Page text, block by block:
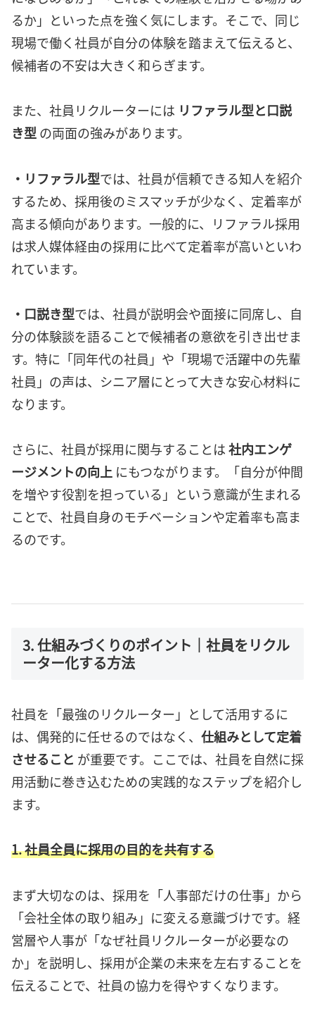
るか」といった点を強く気にします。そこで、同じ
現場で働く社員が自分の体験を踏まえて伝えると、
候補者の不安は大きく和らぎます。
また、社員リクルーターには リファラル型と口説
き型 の両面の強みがあります。
・リファラル型では、社員が信頼できる知人を紹介
するため、採用後のミスマッチが少なく、定着率が
高まる傾向があります。一般的に、リファラル採用
は求人媒体経由の採用に比べて定着率が高いといわ
れています。
・口説き型では、社員が説明会や面接に同席し、自
分の体験談を語ることで候補者の意欲を引き出せま
す。特に「同年代の社員」や「現場で活躍中の先輩
社員」の声は、シニア層にとって大きな安心材料に
なります。
さらに、社員が採用に関与することは社内エンゲ
ージメントの向上 にもつながります。「自分が仲間
を増やす役割を担っている」という意識が生まれる
ことで、社員自身のモチベーションや定着率も高ま
るのです。
3. 仕組みづくりのポイント｜社員をリクル
ーター化する方法
社員を「最強のリクルーター」として活用するに
は、偶発的に任せるのではなく、 仕組みとして定着
させること が重要です。ここでは、社員を自然に採
用活動に巻き込むための実践的なステップを紹介し
ます。
1. 社員全員に採用の目的を共有する
まず大切なのは、採用を「人事部だけの仕事」から
「会社全体の取り組み」に変える意識づけです。経
営層や人事が「なぜ社員リクルーターが必要なの
か」を説明し、採用が企業の未来を左右することを
伝えることで、社員の協力を得やすくなります。